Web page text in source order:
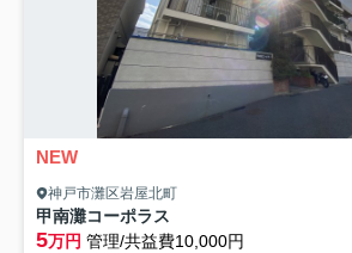
NEW
神戸市灘区岩屋北町
甲南灘コーポラス
5万円 管理/共益費10,000円